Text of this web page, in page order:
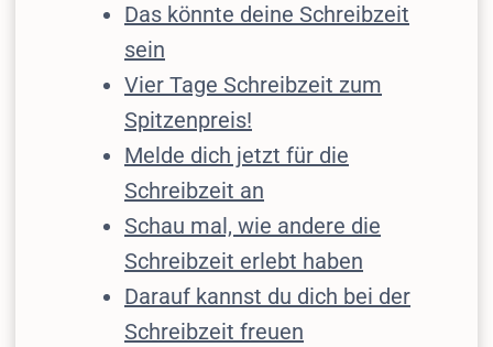
Das könnte deine Schreibzeit
sein
Vier Tage Schreibzeit zum
Spitzenpreis!
Melde dich jetzt für die
Schreibzeit an
Schau mal, wie andere die
Schreibzeit erlebt haben
Darauf kannst du dich bei der
Schreibzeit freuen